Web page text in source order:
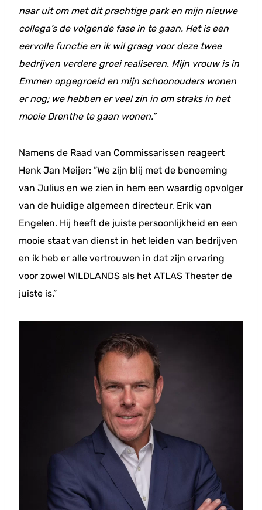
naar uit om met dit prachtige park en mijn nieuwe
collega’s de volgende fase in te gaan. Het is een
eervolle functie en ik wil graag voor deze twee
bedrijven verdere groei realiseren. Mijn vrouw is in
Emmen opgegroeid en mijn schoonouders wonen
er nog; we hebben er veel zin in om straks in het
mooie Drenthe te gaan wonen.”
Namens de Raad van Commissarissen reageert
Henk Jan Meijer: ”We zijn blij met de benoeming
van Julius en we zien in hem een waardig opvolger
van de huidige algemeen directeur, Erik van
Engelen. Hij heeft de juiste persoonlijkheid en een
mooie staat van dienst in het leiden van bedrijven
en ik heb er alle vertrouwen in dat zijn ervaring
voor zowel WILDLANDS als het ATLAS Theater de
juiste is.”